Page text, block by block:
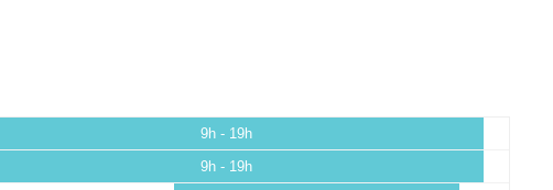
9h - 19h
9h - 19h